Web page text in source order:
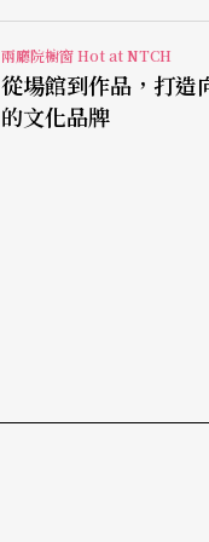
視有限人生
兩廳院櫥窗 Hot at NTCH
從場館到作品，打造
的文化品牌